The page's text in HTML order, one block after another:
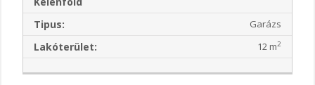
Tipus:
Garázs
Lakóterület: 12 m2